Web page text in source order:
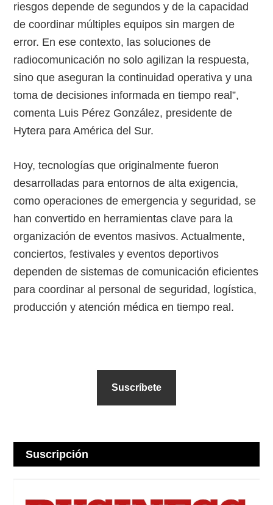
riesgos depende de segundos y de la capacidad
de coordinar múltiples equipos sin margen de
error. En ese contexto, las soluciones de
radiocomunicación no solo agilizan la respuesta,
sino que aseguran la continuidad operativa y una
toma de decisiones informada en tiempo real”,
comenta Luis Pérez González, presidente de
Hytera para América del Sur.
Hoy, tecnologías que originalmente fueron
desarrolladas para entornos de alta exigencia,
como operaciones de emergencia y seguridad, se
han convertido en herramientas clave para la
organización de eventos masivos. Actualmente,
conciertos, festivales y eventos deportivos
dependen de sistemas de comunicación eficientes
para coordinar al personal de seguridad, logística,
producción y atención médica en tiempo real.
Suscríbete
Suscripción